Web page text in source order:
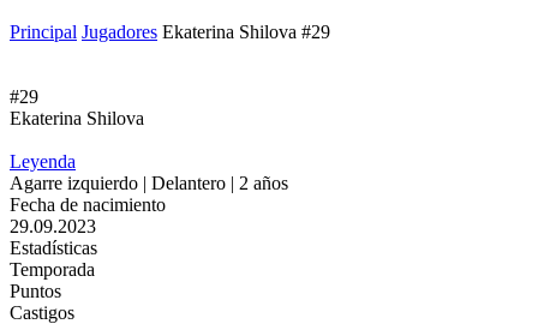
Principal Jugadores Ekaterina Shilova #29
#29
Ekaterina Shilova
Leyenda
Agarre izquierdo | Delantero | 2 años
Fecha de nacimiento
29.09.2023
Estadísticas
Temporada
Puntos
Castigos